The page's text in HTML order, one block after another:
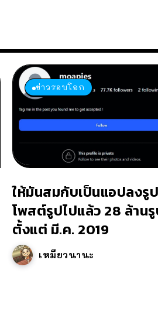
ข่าวรอบโลก
ให้มันสมกับเป็นแอปลงรู
โพสต์รูปไปแล้ว 28 ล้าน
ตั้งแต่ มี.ค. 2019
เหมียวนานะ